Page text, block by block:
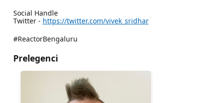
Social Handle
Twitter - https://twitter.com/vivek_sridhar
#ReactorBengaluru
Prelegenci